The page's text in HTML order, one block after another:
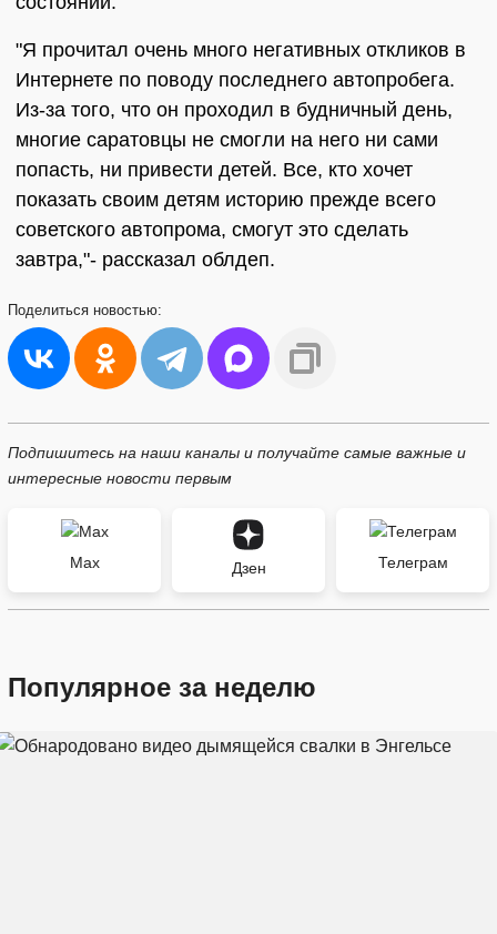
"Я прочитал очень много негативных откликов в
Интернете по поводу последнего автопробега.
Из-за того, что он проходил в будничный день,
многие саратовцы не смогли на него ни сами
попасть, ни привести детей. Все, кто хочет
показать своим детям историю прежде всего
советского автопрома, смогут это сделать
завтра,"- рассказал облдеп.
Поделиться новостью:
Подпишитесь на наши каналы и получайте самые важные и
интересные новости первым
Max Дзен Телеграм
Популярное за неделю